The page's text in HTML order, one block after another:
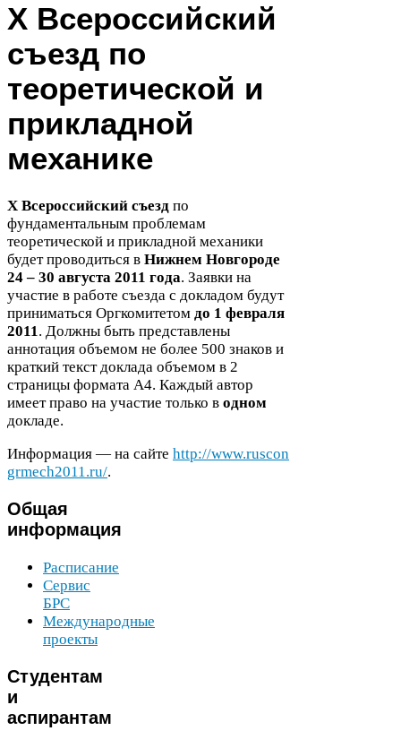
X Всероссийский
съезд по
теоретической и
прикладной
механике
X Всероссийский съезд по
фундаментальным проблемам
теоретической и прикладной механики
будет проводиться в Нижнем Новгороде
24– 30 августа 2011 года. Заявки на
участие в работе съезда с докладом будут
приниматься Оргкомитетом до 1 февраля
2011 . Должны быть представлены
аннотация объемом не более 500 знаков и
краткий текст доклада объемом в 2
страницы формата А4. Каждый автор
имеет право на участие только в одном
докладе.
Информация — на сайте http://​www​.rus​con​
grmech2011​.ru/.
Общая
информация
Расписание
Сервис
БРС
Международные
проекты
Студентам
и
аспирантам